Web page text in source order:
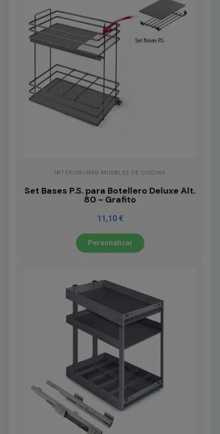
INTERIORISMO MUEBLES DE COCINA
Set Bases P.S. para Botellero Deluxe Alt.
80 - Grafito
11,10 €
Personalizar